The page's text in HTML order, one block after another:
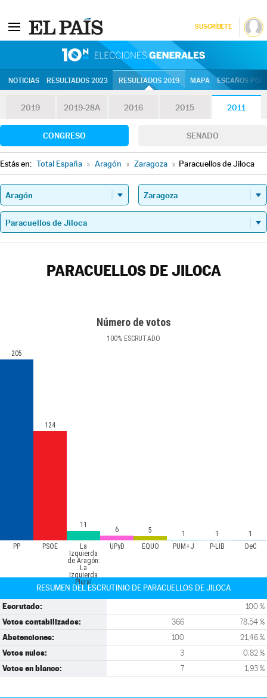
SUSCRÍBETE
NOTICIAS RESULTADOS 2023 RESULTADOS 2019 MAPA ESCAÑOS
2019 2019-28A 2016 2015 2011
CONGRESO SENADO
Estás en: Total España » Aragón » Zaragoza » Paracuellos de Jiloca
PARACUELLOS DE JILOCA
Número de votos
100% ESCRUTADO
PP PSOE
La
Izquierda
de Aragón:
La
Izquierda
Plural
UPyD EQUO PUM+J P-LIB DeC
205
124
11
6 5 1 1 1
RESUMEN DEL ESCRUTINIO DE PARACUELLOS DE JILOCA
Escrutado: 100 %
Votos contabilizados: 366 78,54 %
Abstenciones: 100 21,46 %
Votos nulos: 3 0,82 %
Votos en blanco: 7 1,93 %